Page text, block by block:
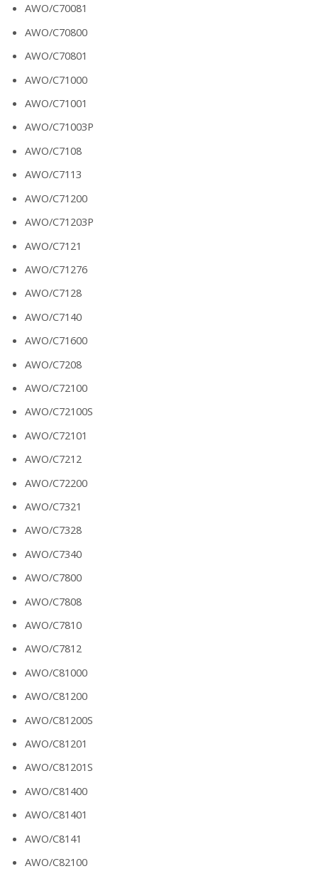
AWO/C70081
AWO/C70800
AWO/C70801
AWO/C71000
AWO/C71001
AWO/C71003P
AWO/C7108
AWO/C7113
AWO/C71200
AWO/C71203P
AWO/C7121
AWO/C71276
AWO/C7128
AWO/C7140
AWO/C71600
AWO/C7208
AWO/C72100
AWO/C72100S
AWO/C72101
AWO/C7212
AWO/C72200
AWO/C7321
AWO/C7328
AWO/C7340
AWO/C7800
AWO/C7808
AWO/C7810
AWO/C7812
AWO/C81000
AWO/C81200
AWO/C81200S
AWO/C81201
AWO/C81201S
AWO/C81400
AWO/C81401
AWO/C8141
AWO/C82100